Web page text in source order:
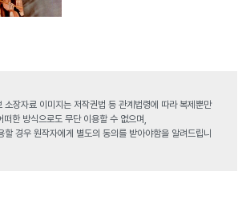
소장자료 이미지는 저작권법 등 관계법령에 따라 복제뿐만
한 방식으로도 무단 이용할 수 없으며,
할 경우 원작자에게 별도의 동의를 받아야함을 알려드립니